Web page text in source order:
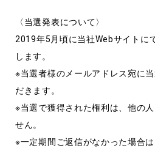
〈当選発表について〉
2019年5月頃に当社Webサイトに
します。
※当選者様のメールアドレス宛に
だきます。
※当選で獲得された権利は、他の
せん。
※一定期間ご返信がなかった場合